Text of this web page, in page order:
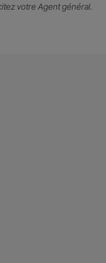
votre Agent général.